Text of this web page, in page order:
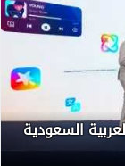
المملكة العربية السعودية